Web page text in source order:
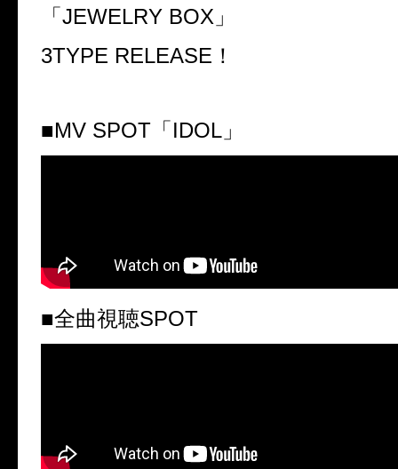
「JEWELRY BOX 」
3TYPE RELEASE ！
■MV SPOT 「IDOL 」
■全曲視聴SPOT